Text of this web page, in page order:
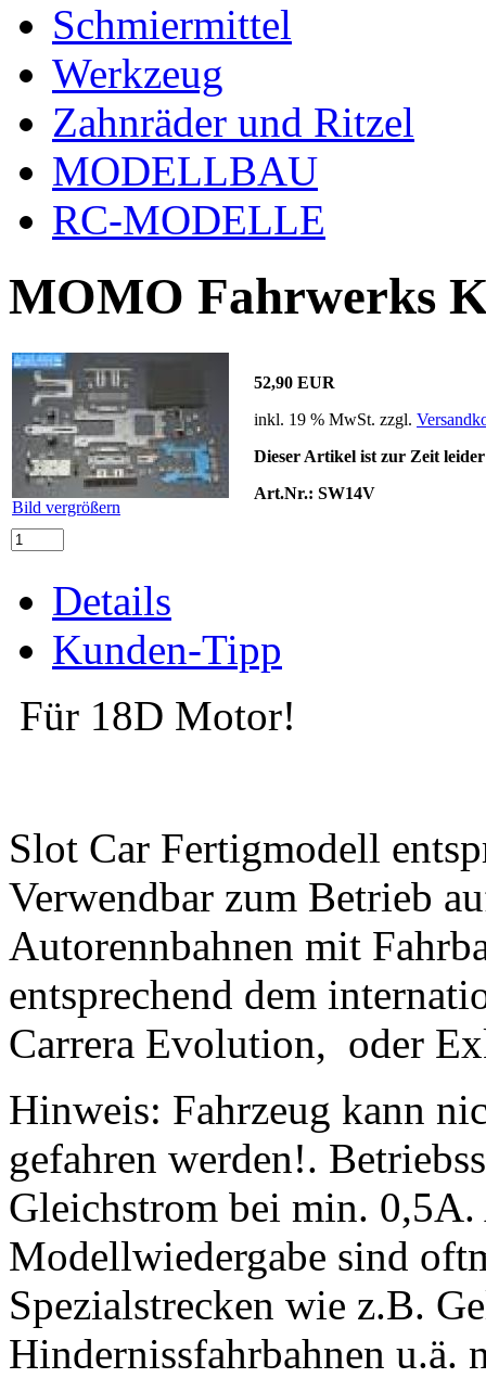
Schmiermittel
Werkzeug
Zahnräder und Ritzel
MODELLBAU
RC-MODELLE
MOMO Fahrwerks
Bild vergrößern
52,90 EUR
inkl. 19 % MwSt. zzgl.
Dieser Artikel ist zur Zeit
Art.Nr.: SW14V
Details
Kunden-Tipp
Für 18D Motor!
Slot Car Fertigmodell
Verwendbar zum Betrieb
Autorennbahnen mit
entsprechend dem
Carrera Evolution, oder
Hinweis: Fahrzeug kann
gefahren werden!.
Gleichstrom bei min.
Modellwiedergabe sind
Spezialstrecken wie z.B.
Hindernissfahrbahnen u.ä.